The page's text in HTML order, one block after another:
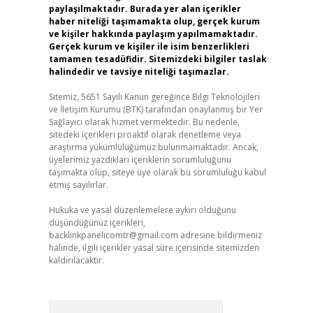
paylaşılmaktadır. Burada yer alan içerikler
haber niteliği taşımamakta olup, gerçek kurum
ve kişiler hakkında paylaşım yapılmamaktadır.
Gerçek kurum ve kişiler ile isim benzerlikleri
tamamen tesadüfidir. Sitemizdeki bilgiler taslak
halindedir ve tavsiye niteliği taşımazlar.
Sitemiz, 5651 Sayılı Kanun gereğince Bilgi Teknolojileri
ve İletişim Kurumu (BTK) tarafından onaylanmış bir Yer
Sağlayıcı olarak hizmet vermektedir. Bu nedenle,
sitedeki içerikleri proaktif olarak denetleme veya
araştırma yükümlülüğümüz bulunmamaktadır. Ancak,
üyelerimiz yazdıkları içeriklerin sorumluluğunu
taşımakta olup, siteye üye olarak bu sorumluluğu kabul
etmiş sayılırlar.
Hukuka ve yasal düzenlemelere aykırı olduğunu
düşündüğünüz içerikleri,
backlinkpanelicomtr@gmail.com adresine bildirmeniz
halinde, ilgili içerikler yasal süre içerisinde sitemizden
kaldırılacaktır.